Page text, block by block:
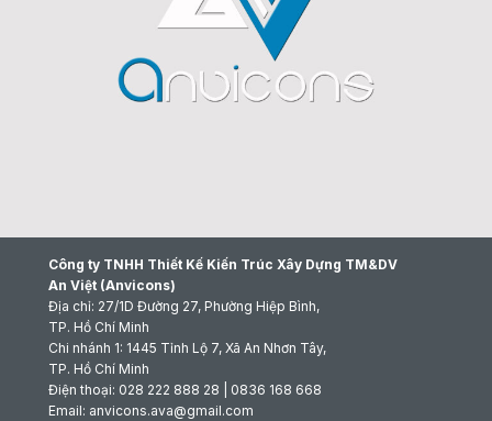
Công ty TNHH Thiết Kế Kiến Trúc Xây Dựng TM&DV
An Việt (Anvicons)
Địa chỉ: 27/1D Đường 27, Phường Hiệp Bình,
TP. Hồ Chí Minh
Chi nhánh 1: 1445 Tỉnh Lộ 7, Xã An Nhơn Tây,
TP. Hồ Chí Minh
Điện thoại: 028 222 888 28 | 0836 168 668
Email: anvicons.ava@gmail.com